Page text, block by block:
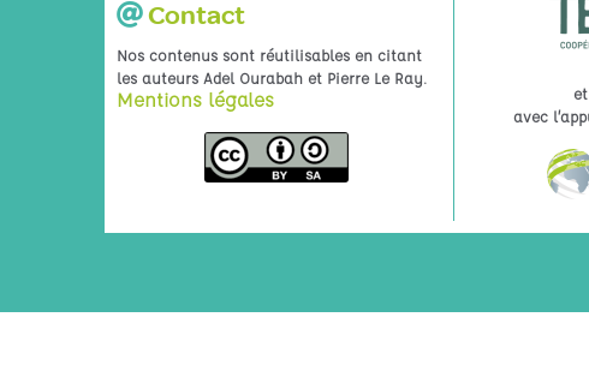
Contact
Nos contenus sont réutilisables en citant
les auteurs Adel Ourabah et Pierre Le Ray.
Mentions légales
avec